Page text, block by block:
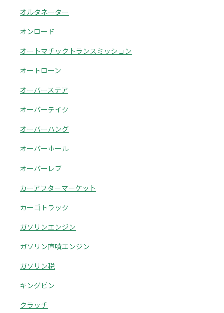
オルタネーター
オンロード
オートマチックトランスミッション
オートローン
オーバーステア
オーバーテイク
オーバーハング
オーバーホール
オーバーレブ
カーアフターマーケット
カーゴトラック
ガソリンエンジン
ガソリン直噴エンジン
ガソリン税
キングピン
クラッチ